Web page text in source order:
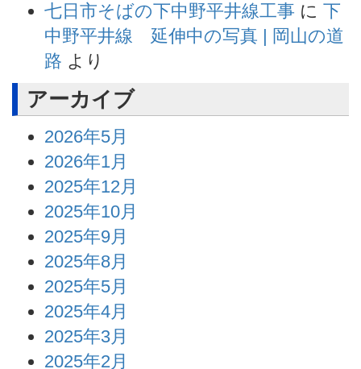
七日市そばの下中野平井線工事 に 下
中野平井線 延伸中の写真 | 岡山の道
路 より
アーカイブ
2026年5月
2026年1月
2025年12月
2025年10月
2025年9月
2025年8月
2025年5月
2025年4月
2025年3月
2025年2月